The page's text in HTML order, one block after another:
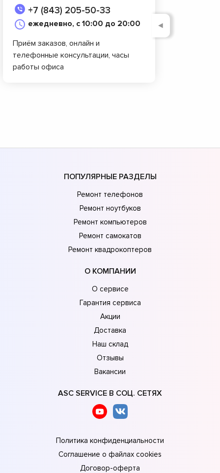
+7 (843) 205-50-33
ежедневно, с 10:00 до 20:00
Приём заказов, онлайн и
телефонные консультации, часы
работы офиса
◄
ПОПУЛЯРНЫЕ РАЗДЕЛЫ
Ремонт телефонов
Ремонт ноутбуков
Ремонт компьютеров
Ремонт самокатов
Ремонт квадрокоптеров
О КОМПАНИИ
О сервисе
Гарантия сервиса
Акции
Доставка
Наш склад
Отзывы
Вакансии
ASC SERVICE В СОЦ. СЕТЯХ
Политика конфиденциальности
Соглашение о файлах cookies
Договор-оферта